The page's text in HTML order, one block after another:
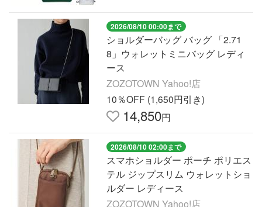
2026/08/10 00:00まで
ショルダーバッグ バッグ 「2.71
8」ウォレットミニバッグ レディ
ース
ZOZOTOWN Yahoo!店
10％OFF (1,650円引き)
14,850円
2026/08/10 02:00まで
スマホショルダー ポーチ ポリエス
テル ジップスリム ウォレットショ
ルダー レディース
ZOZOTOWN Yahoo!店